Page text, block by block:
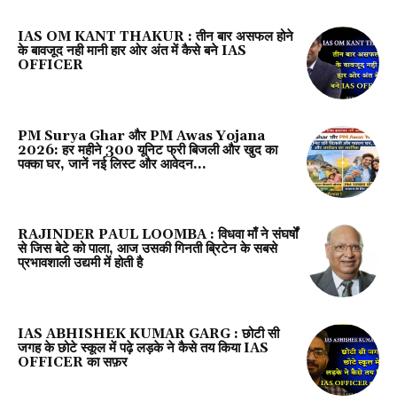
IAS OM KANT THAKUR : तीन बार असफल होने
के बावजूद नही मानी हार ओर अंत में कैसे बने IAS
OFFICER
PM Surya Ghar और PM Awas Yojana
2026: हर महीने 300 यूनिट फ्री बिजली और खुद का
पक्का घर, जानें नई लिस्ट और आवेदन...
RAJINDER PAUL LOOMBA : विधवा माँ ने संघर्षों
से जिस बेटे को पाला, आज उसकी गिनती ब्रिटेन के सबसे
प्रभावशाली उद्यमी में होती है
IAS ABHISHEK KUMAR GARG : छोटी सी
जगह के छोटे स्कूल में पढ़े लड़के ने कैसे तय किया IAS
OFFICER का सफ़र